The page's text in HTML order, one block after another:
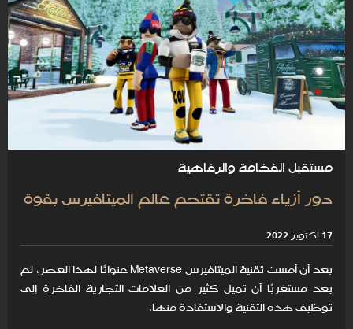
مستقبل الفخامة والرفاهية
دور أزياء فاخرة تقتحم عالم الميتافيرس بقوة
17 أكتوبر 2022
بعد أن أمست تقنية الميتافيرس Metaverse عنوانًا لهذا العصر، لم
يعد مستغربًا أن تميل كثير من العلامات التجارية الفاخرة إلى
توظيف هذه التقنية والاستفادة منها.